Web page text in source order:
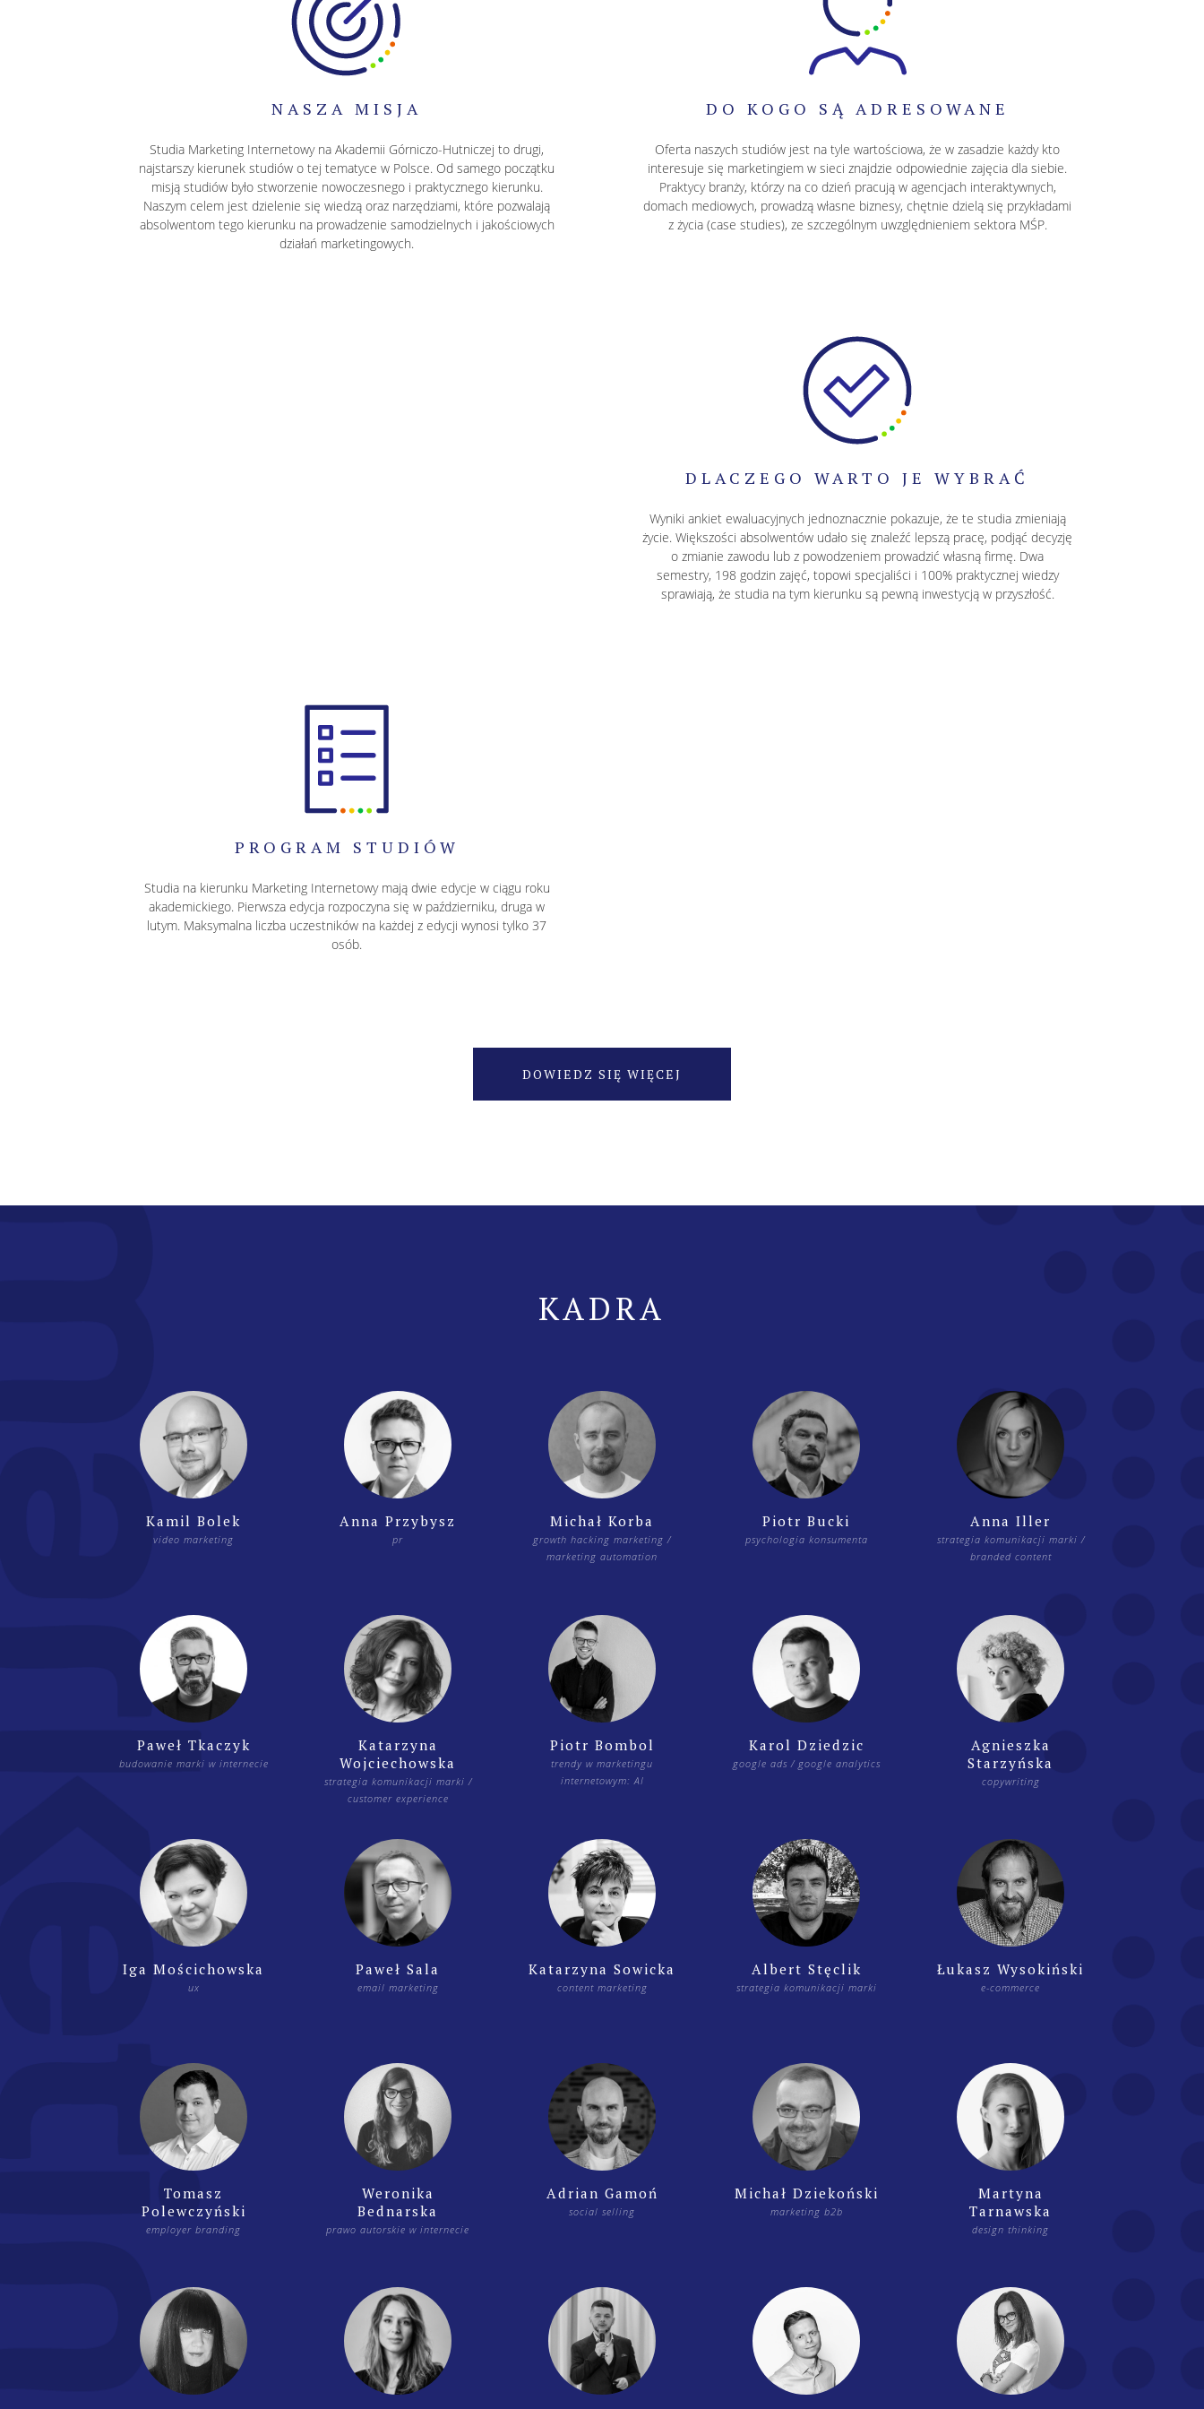
NASZA MISJA
Studia Marketing Internetowy na Akademii Górniczo-Hutniczej to drugi,
najstarszy kierunek studiów o tej tematyce w Polsce. Od samego początku
misją studiów było stworzenie nowoczesnego i praktycznego kierunku.
Naszym celem jest dzielenie się wiedzą oraz narzędziami, które pozwalają
absolwentom tego kierunku na prowadzenie samodzielnych i jakościowych
działań marketingowych.
DO KOGO SĄ ADRESOWANE
Oferta naszych studiów jest na tyle wartościowa, że w zasadzie każdy kto
interesuje się marketingiem w sieci znajdzie odpowiednie zajęcia dla siebie.
Praktycy branży, którzy na co dzień pracują w agencjach interaktywnych,
domach mediowych, prowadzą własne biznesy, chętnie dzielą się przykładami
z życia (case studies), ze szczególnym uwzględnieniem sektora MŚP.
DLACZEGO WARTO JE WYBRAĆ
Wyniki ankiet ewaluacyjnych jednoznacznie pokazuje, że te studia zmieniają
życie. Większości absolwentów udało się znaleźć lepszą pracę, podjąć decyzję
o zmianie zawodu lub z powodzeniem prowadzić własną firmę. Dwa
semestry, 198 godzin zajęć, topowi specjaliści i 100% praktycznej wiedzy
sprawiają, że studia na tym kierunku są pewną inwestycją w przyszłość.
PROGRAM STUDIÓW
Studia na kierunku Marketing Internetowy mają dwie edycje w ciągu roku
akademickiego. Pierwsza edycja rozpoczyna się w październiku, druga w
lutym. Maksymalna liczba uczestników na każdej z edycji wynosi tylko 37
osób.
DOWIEDZ SIĘ WIĘCEJ
KADRA
Kamil Bolek
video marketing
Anna Przybysz
pr
Michał Korba
growth hacking marketing /
marketing automation
Piotr Bucki
psychologia konsumenta
Anna Iller
strategia komunikacji marki /
branded content
Paweł Tkaczyk
budowanie marki w internecie
Katarzyna
Wojciechowska
strategia komunikacji marki /
customer experience
Piotr Bombol
trendy w marketingu
internetowym: AI
Karol Dziedzic
google ads / google analytics
Agnieszka
Starzyńska
copywriting
Iga Mościchowska
ux
Paweł Sala
email marketing
Katarzyna Sowicka
content marketing
Albert Stęclik
strategia komunikacji marki
Łukasz Wysokiński
e-commerce
Tomasz
Polewczyński
employer branding
Weronika
Bednarska
prawo autorskie w internecie
Adrian Gamoń
social selling
Michał Dziekoński
marketing b2b
Martyna
Tarnawska
design thinking